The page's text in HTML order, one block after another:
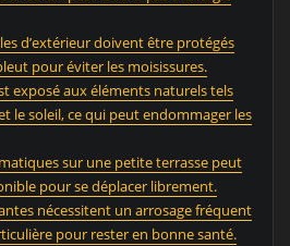
d’extérieur doivent être protégés
pour éviter les moisissures.
exposé aux éléments naturels tels
le soleil, ce qui peut endommager les
sur une petite terrasse peut
pour se déplacer librement.
nécessitent un arrosage fréquent
pour rester en bonne santé.